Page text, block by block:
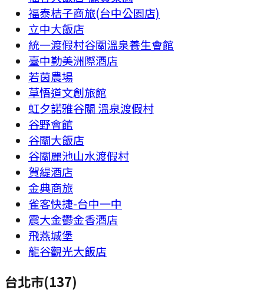
福泰桔子商旅(台中公園店)
立中大飯店
統一渡假村谷關溫泉養生會館
臺中勤美洲際酒店
若茵農場
草悟道文創旅館
虹夕諾雅谷關 溫泉渡假村
谷野會館
谷關大飯店
谷關麗池山水渡假村
賀緹酒店
金典商旅
雀客快捷-台中一中
震大金鬱金香酒店
飛燕城堡
龍谷觀光大飯店
台北市(137)